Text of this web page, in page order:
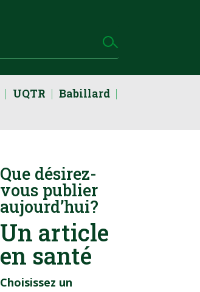
UQTR
Babillard
Que désirez-
vous publier
aujourd’hui?
Un article
en santé
Choisissez un